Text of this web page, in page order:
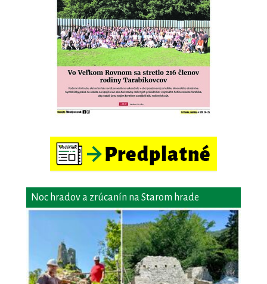
Noc hradov a zrúcanín na Starom hrade